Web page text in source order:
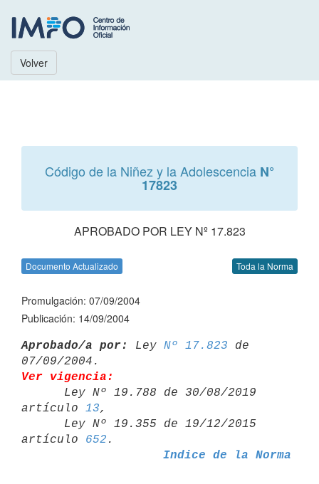
Volver
Código de la Niñez y la Adolescencia N°
17823
APROBADO POR LEY Nº 17.823
Documento Actualizado Toda la Norma
Promulgación: 07/09/2004
Publicación: 14/09/2004
Aprobado/a por: Ley Nº 17.823 de
Ver vigencia:
artículo 13,
artículo 652
Indice de la Norma